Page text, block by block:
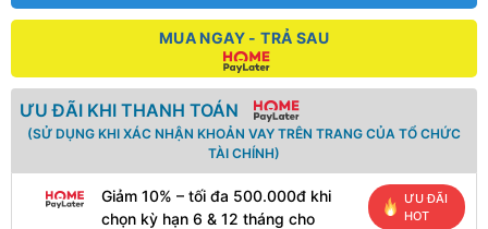
MUA NGAY - TRẢ SAU
ƯU ĐÃI KHI THANH TOÁN
(SỬ DỤNG KHI XÁC NHẬN KHOẢN VAY TRÊN TRANG CỦA TỔ CHỨC
TÀI CHÍNH)
Giảm 10% – tối đa 500.000đ khi
chọn kỳ hạn 6 & 12 tháng cho
ƯU ĐÃI
HOT